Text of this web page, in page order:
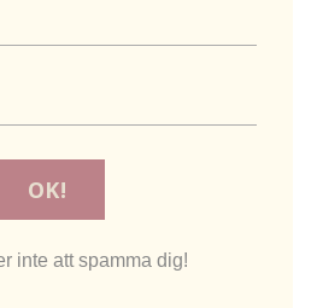
inte att spamma dig!